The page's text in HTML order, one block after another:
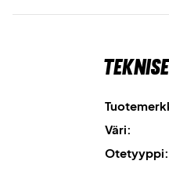
Väri:
Otetyyppi: